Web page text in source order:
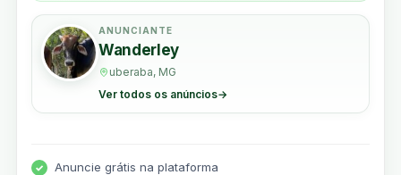
ANUNCIANTE
Wanderley
uberaba, MG
Ver todos os anúncios→
Anuncie grátis na plataforma